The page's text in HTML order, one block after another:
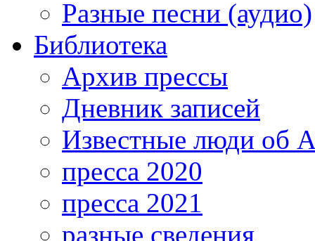
Разные песни (аудио)
Библиотека
Архив прессы
Дневник записей
Известные люди об
пресса 2020
пресса 2021
разные сведения